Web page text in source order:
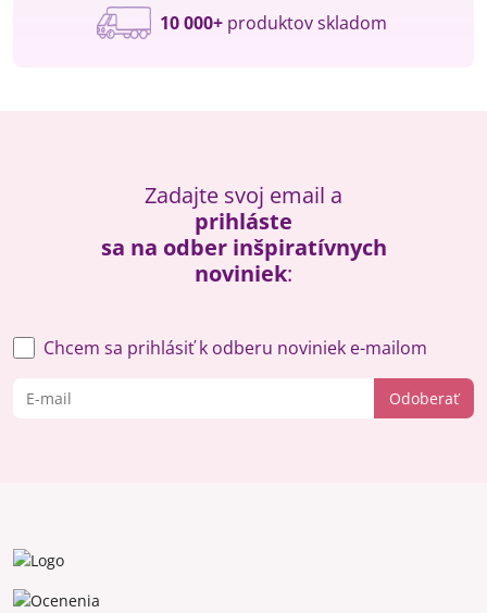
10 000+produktov skladom
Zadajte svoj email a
prihláste
sa na odber inšpiratívnych
noviniek:
Odoberať
Chcem sa prihlásiť k odberu noviniek e-mailom